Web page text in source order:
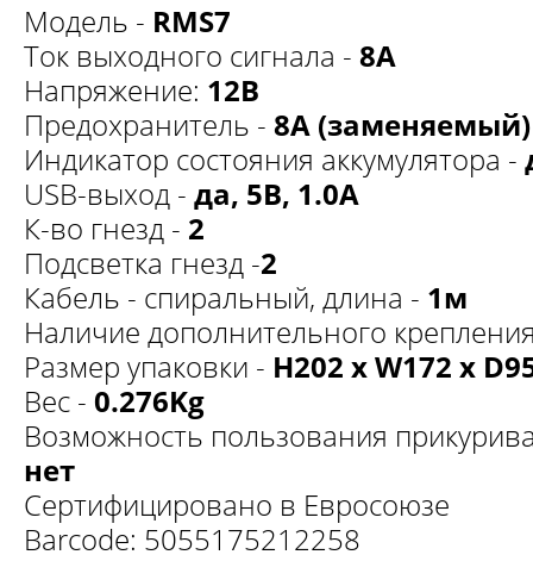
Модель - RMS7
Ток выходного сигнала - 8А
Напряжение: 12В
Предохранитель - 8А (заменяемый)
Индикатор состояния аккумулятора -
USB-выход - да, 5В, 1.0А
К-во гнезд - 2
Подсветка гнезд -2
Кабель - спиральный, длина - 1м
Наличие дополнительного
Размер упаковки - H202 x W172 x
Вес - 0.276Kg
Возможность пользования
нет
Сертифицировано в Евросоюзе
Barcode: 5055175212258